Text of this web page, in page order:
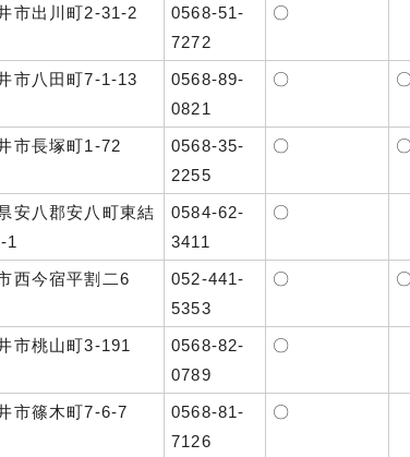
市出川町2-31-2
0568-51-
7272
〇
市八田町7-1-13
0568-89-
0821
〇
市長塚町1-72
0568-35-
2255
〇
安八郡安八町東結
1
0584-62-
3411
〇
西今宿平割二6
052-441-
5353
〇
市桃山町3-191
0568-82-
0789
〇
市篠木町7-6-7
0568-81-
7126
〇